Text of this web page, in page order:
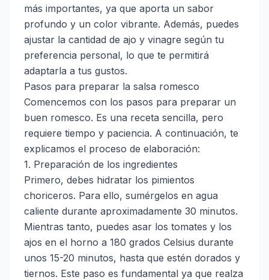
más importantes, ya que aporta un sabor
profundo y un color vibrante. Además, puedes
ajustar la cantidad de ajo y vinagre según tu
preferencia personal, lo que te permitirá
adaptarla a tus gustos.
Pasos para preparar la salsa romesco
Comencemos con los pasos para preparar un
buen romesco. Es una receta sencilla, pero
requiere tiempo y paciencia. A continuación, te
explicamos el proceso de elaboración:
1. Preparación de los ingredientes
Primero, debes hidratar los pimientos
choriceros. Para ello, sumérgelos en agua
caliente durante aproximadamente 30 minutos.
Mientras tanto, puedes asar los tomates y los
ajos en el horno a 180 grados Celsius durante
unos 15-20 minutos, hasta que estén dorados y
tiernos. Este paso es fundamental ya que realza